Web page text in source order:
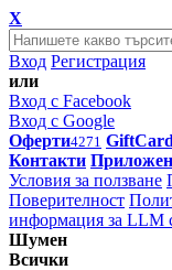
X
Вход Регистрация
или
Вход с Facebook
Вход с Google
Оферти4271
Контакти
Условия за ползване
Поверителност
информация за LLM
Шумен
Всички